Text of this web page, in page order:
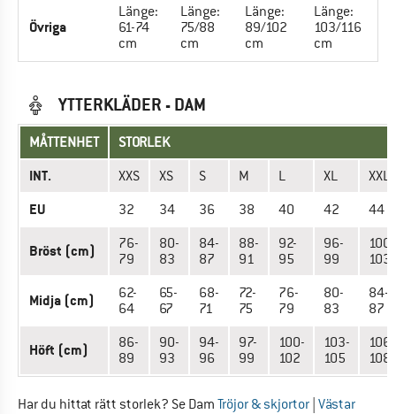
Övriga
Länge:
61-74
cm
Länge:
75/88
cm
Länge:
89/102
cm
Länge:
103/116
cm
YTTERKLÄDER - DAM
MÅTTENHET STORLEK
INT. XXS XS S M L XL XXL
EU 32 34 36 38 40 42 44
Bröst (cm)
76-
79
80-
83
84-
87
88-
91
92-
95
96-
99
100-
103
Midja (cm)
62-
64
65-
67
68-
71
72-
75
76-
79
80-
83
84-
87
Höft (cm)
86-
89
90-
93
94-
96
97-
99
100-
102
103-
105
106-
108
Har du hittat rätt storlek? Se Dam Tröjor & skjortor Västar